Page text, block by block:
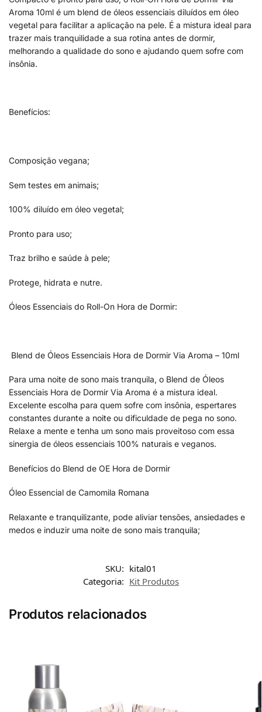
Aroma 10ml é um blend de óleos essenciais diluídos em óleo
vegetal para facilitar a aplicação na pele. É a mistura ideal para
trazer mais tranquilidade a sua rotina antes de dormir,
melhorando a qualidade do sono e ajudando quem sofre com
insônia.
Benefícios:
Composição vegana;
Sem testes em animais;
100% diluído em óleo vegetal;
Pronto para uso;
Traz brilho e saúde à pele;
Protege, hidrata e nutre.
Óleos Essenciais do Roll-On Hora de Dormir:
Blend de Óleos Essenciais Hora de Dormir Via Aroma – 10ml
Para uma noite de sono mais tranquila, o Blend de Óleos
Essenciais Hora de Dormir Via Aroma é a mistura ideal.
Excelente escolha para quem sofre com insônia, espertares
constantes durante a noite ou dificuldade de pega no sono.
Relaxe a mente e tenha um sono mais proveitoso com essa
sinergia de óleos essenciais 100% naturais e veganos.
Benefícios do Blend de OE Hora de Dormir
Óleo Essencial de Camomila Romana
Relaxante e tranquilizante, pode aliviar tensões, ansiedades e
medos e induzir uma noite de sono mais tranquila;
SKU: kital01
Categoria: Kit Produtos
Produtos relacionados